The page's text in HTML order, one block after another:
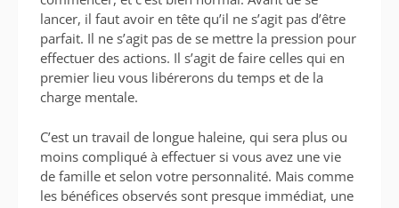
lancer, il faut avoir en tête qu’il ne s’agit pas d’être
parfait. Il ne s’agit pas de se mettre la pression pour
effectuer des actions. Il s’agit de faire celles qui en
premier lieu vous libérerons du temps et de la
charge mentale.
C’est un travail de longue haleine, qui sera plus ou
moins compliqué à effectuer si vous avez une vie
de famille et selon votre personnalité. Mais comme
les bénéfices observés sont presque immédiat, une